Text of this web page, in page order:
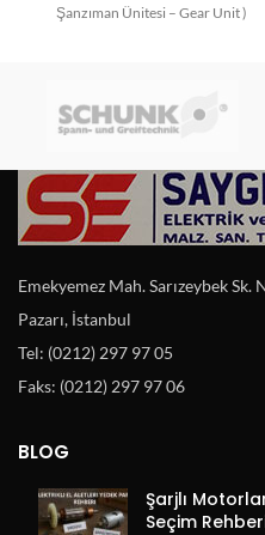
Şanzıman Ünitesi – Gear Unit )
Emekyemez Mah. Sarızeybek
Pazarı, İstanbul
Tel: (0212) 297 97 05
Faks: (0212) 297 97 06
BLOG
Şarjlı
Seçim